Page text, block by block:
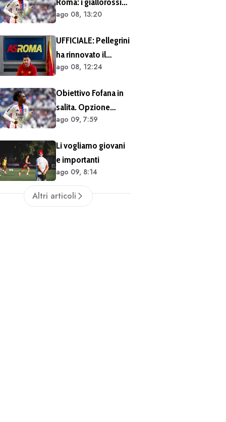
(FOTO e VIDEO)
hanno seguito
almeno in due
occasioni. Costa
40/45 milioni
ago 08, 13:20
UFFICIALE: Pellegrini
ha rinnovato il
contratto. Il club:
testimonia
condivisione della
visione sportiva e
dei valori del
progetto romanista"
ago 08, 12:24
Obiettivo Fofana in
salita. Opzione
Mbaye in prestito
ago 09, 7:59
Li vogliamo giovani
e importanti
ago 09, 8:14
Altri articoli